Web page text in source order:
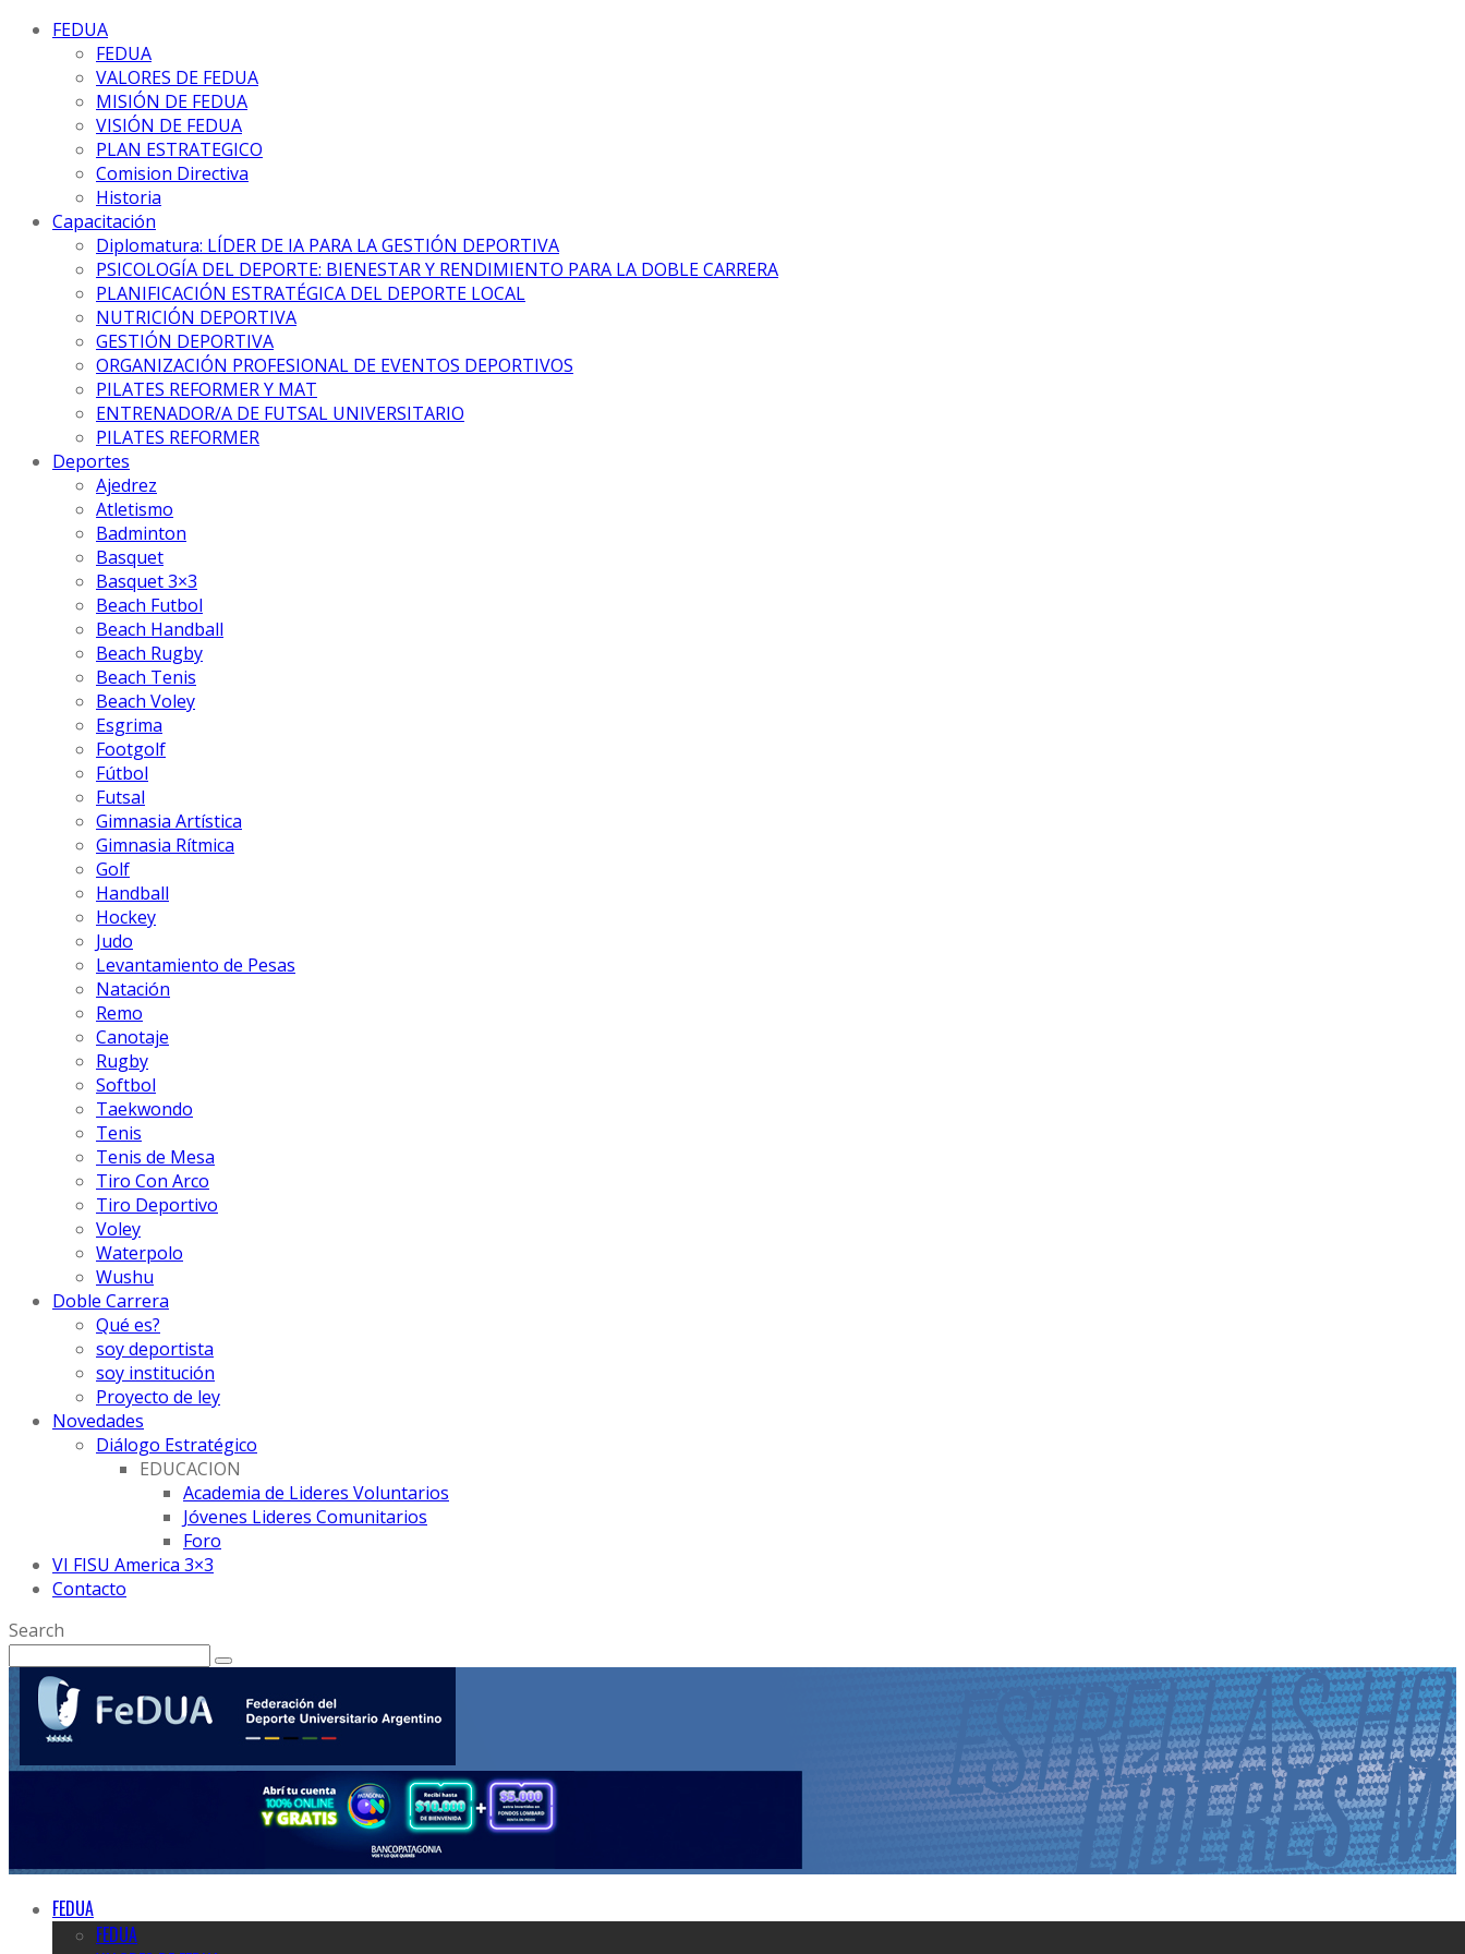
FEDUA
FEDUA
VALORES DE FEDUA
MISIÓN DE FEDUA
VISIÓN DE FEDUA
PLAN ESTRATEGICO
Comision Directiva
Historia
Capacitación
Diplomatura: LÍDER DE IA PARA LA GESTIÓN DEPORTIVA
PSICOLOGÍA DEL DEPORTE: BIENESTAR Y RENDIMIENTO PARA LA DOBLE CARRERA
PLANIFICACIÓN ESTRATÉGICA DEL DEPORTE LOCAL
NUTRICIÓN DEPORTIVA
GESTIÓN DEPORTIVA
ORGANIZACIÓN PROFESIONAL DE EVENTOS DEPORTIVOS
PILATES REFORMER Y MAT
ENTRENADOR/A DE FUTSAL UNIVERSITARIO
PILATES REFORMER
Deportes
Ajedrez
Atletismo
Badminton
Basquet
Basquet 3×3
Beach Futbol
Beach Handball
Beach Rugby
Beach Tenis
Beach Voley
Esgrima
Footgolf
Fútbol
Futsal
Gimnasia Artística
Gimnasia Rítmica
Golf
Handball
Hockey
Judo
Levantamiento de Pesas
Natación
Remo
Canotaje
Rugby
Softbol
Taekwondo
Tenis
Tenis de Mesa
Tiro Con Arco
Tiro Deportivo
Voley
Waterpolo
Wushu
Doble Carrera
Qué es?
soy deportista
soy institución
Proyecto de ley
Novedades
Diálogo Estratégico
EDUCACION
Academia de Lideres Voluntarios
Jóvenes Lideres Comunitarios
Foro
VI FISU America 3×3
Contacto
Search
FEDUA
FEDUA